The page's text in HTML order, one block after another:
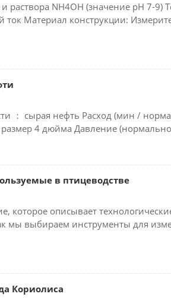
раствора NH4OH (значение pH 7-9)
Материал конструкции:
： сырая нефть Расход (мин /
4 дюйма Давление
в птицеводстве
которое описывает
мы выбираем инструменты для
Кориолиса